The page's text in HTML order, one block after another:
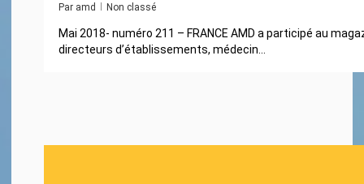
Par amd Non classé
Mai 2018- numéro 211 – FRANCE AMD a participé au
directeurs d’établissements, médecin...